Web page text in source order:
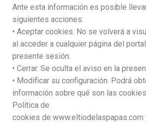
Ante esta información es posible
siguientes acciones:
• Aceptar cookies. No se volverá a
al acceder a cualquier página del
presente sesión.
• Cerrar. Se oculta el aviso en la
• Modificar su configuración. Podrá
información sobre qué son las
Política de
cookies de www.eltiodelaspapas.com